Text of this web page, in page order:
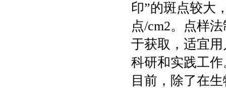
印”的斑点较大
点/cm2。点样
于获取，适宜
科研和实践工
目前，除了在